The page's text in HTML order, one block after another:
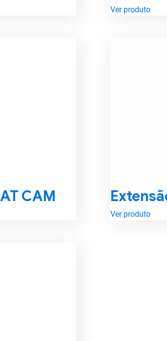
Ver produto
CAM
Ver produto